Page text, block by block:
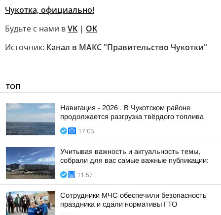
Чукотка, официально!
Будьте с нами вVK | OK
Источник: Канал в МАКС "Правительство Чукотки"
ТОП
Навигация - 2026 . В Чукотском районе
продолжается разгрузка твёрдого топлива
17:03
Учитывая важность и актуальность темы,
собрали для вас самые важные публикации:
11:57
Сотрудники МЧС обеспечили безопасность
праздника и сдали нормативы ГТО